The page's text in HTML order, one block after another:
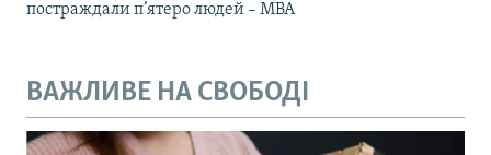
постраждали п’ятеро людей – МВА
ВАЖЛИВЕ НА СВОБОДІ